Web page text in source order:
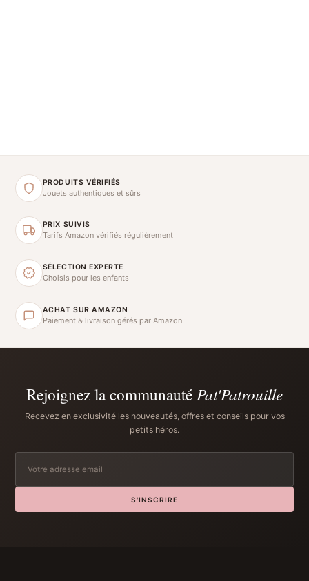
PRODUITS VÉRIFIÉS
Jouets authentiques et sûrs
PRIX SUIVIS
Tarifs Amazon vérifiés régulièrement
SÉLECTION EXPERTE
Choisis pour les enfants
ACHAT SUR AMAZON
Paiement & livraison gérés par Amazon
Rejoignez la communauté Pat'Patrouille
Recevez en exclusivité les nouveautés, offres et conseils pour vos
petits héros.
S'INSCRIRE